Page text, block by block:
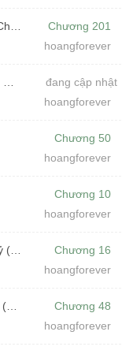
Chương 201
hoangforever
đang cập nhật
hoangforever
Chương 50
hoangforever
Chương 10
hoangforever
Chương 16
hoangforever
Chương 48
hoangforever